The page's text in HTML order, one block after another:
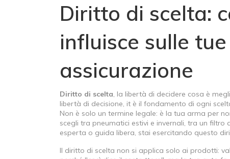
Diritto di scelta:
influisce sulle
assicurazione
Diritto di scelta, la libertà di decidere cosa è
libertà di decisione, it è il fondamento di ogni
Non è solo un termine legale: è la tua arma per
scegli tra pneumatici estivi e invernali, tra un
esperta o guida libera, stai esercitando questo
Il diritto di scelta non si applica solo ai prodotti: